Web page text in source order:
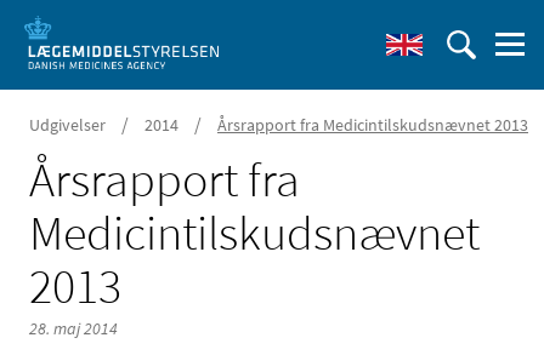
Udgivelser / 2014 / Årsrapport fra Medicintilskudsnævnet 2013
Årsrapport fra
Medicintilskudsnævnet
2013
28. maj 2014